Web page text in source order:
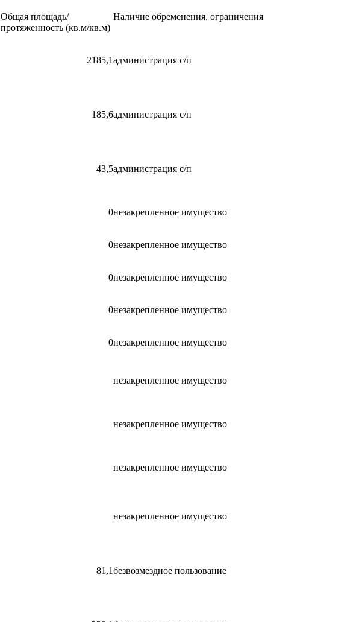
Наличие обременения, ограничения
Общая площадь/
протяженность (кв.м/кв.м)
2185,1администрация с/п
185,6администрация с/п
43,5администрация с/п
0незакрепленное имущество
0незакрепленное имущество
0незакрепленное имущество
0незакрепленное имущество
0незакрепленное имущество
незакрепленное имущество
незакрепленное имущество
незакрепленное имущество
незакрепленное имущество
81,1безвозмездное пользование